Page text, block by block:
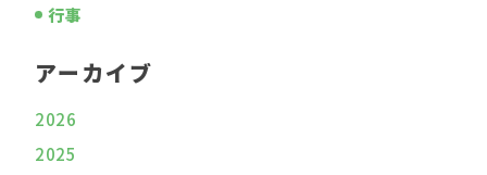
行事
アーカイブ
2026
2025